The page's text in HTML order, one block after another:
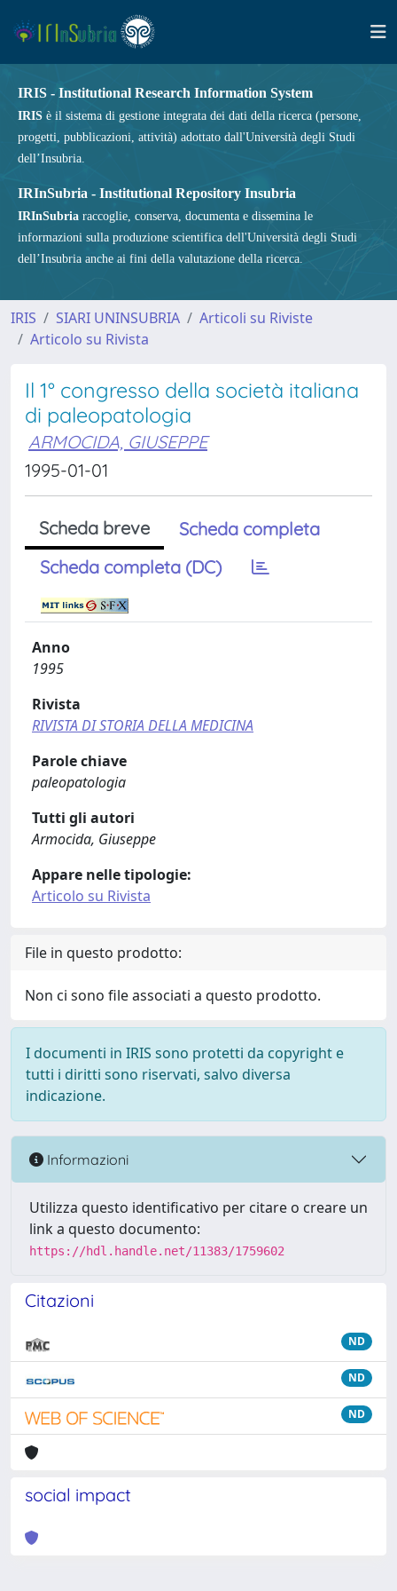
IRIS - Institutional Research Information System
IRIS è il sistema di gestione integrata dei dati della ricerca (persone,
progetti, pubblicazioni, attività) adottato dall'Università degli Studi
dell’Insubria.
IRInSubria - Institutional Repository Insubria
IRInSubria raccoglie, conserva, documenta e dissemina le
informazioni sulla produzione scientifica dell'Università degli Studi
dell’Insubria anche ai fini della valutazione della ricerca.
IRIS SIARI UNINSUBRIA
Articoli su Riviste
Articolo su Rivista
Il 1° congresso della società italiana
di paleopatologia
ARMOCIDA, GIUSEPPE
1995-01-01
Scheda breve
Scheda completa
Scheda completa (DC)
Anno
1995
Rivista
RIVISTA DI STORIA DELLA MEDICINA
Parole chiave
paleopatologia
Tutti gli autori
Armocida, Giuseppe
Appare nelle tipologie:
Articolo su Rivista
File in questo prodotto:
Non ci sono file associati a questo prodotto.
I documenti in IRIS sono protetti da copyright e
tutti i diritti sono riservati, salvo diversa
indicazione.
Informazioni
Utilizza questo identificativo per citare o creare un
link a questo documento:
https://hdl.handle.net/11383/1759602
Citazioni
ND
ND
ND
social impact